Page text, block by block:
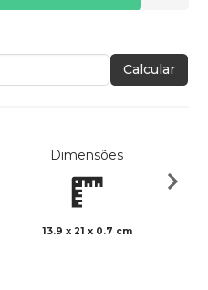
Calcular
Dimensões
13.9 x 21 x 0.7 cm